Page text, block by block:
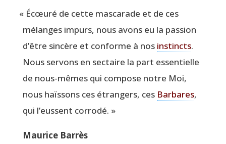
« Écœu­ré de cette mas­ca­rade et de ces
mélanges impurs, nous avons eu la pas­sion
d’être sin­cère et conforme à nos ins­tincts.
Nous ser­vons en sec­taire la part essen­tielle
de nous-mêmes qui com­pose notre Moi,
nous haïs­sons ces étran­gers, ces Bar­bares,
qui l’eussent corrodé. »
Mau­rice Barrès